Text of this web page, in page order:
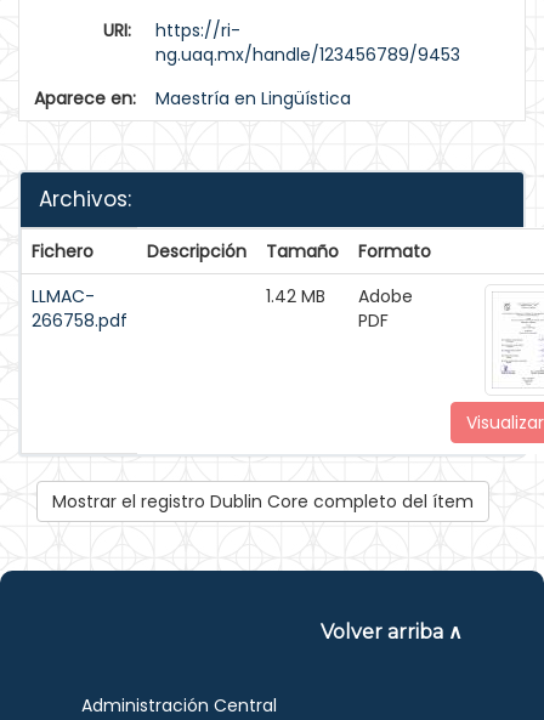
URI:
https://ri-
ng.uaq.mx/handle/123456789/9453
Aparece en:
Maestría en Lingüística
Archivos:
Fichero Descripción Tamaño
Formato
LLMAC-
266758.pdf
1.42 MB
Adobe
PDF
Mostrar el registro Dublin Core completo del ítem
Volver arriba ∧
Administración Central